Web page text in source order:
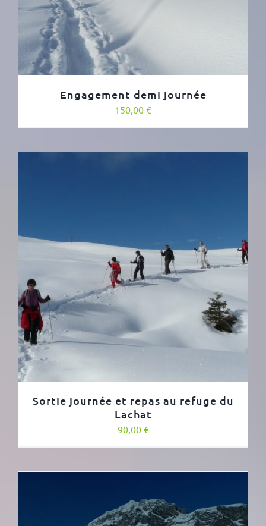
Engagement demi journée
150,00 €
Sortie journée et repas au refuge du
Lachat
90,00 €